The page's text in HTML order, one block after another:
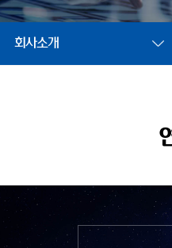
회사소개